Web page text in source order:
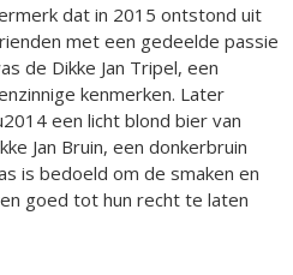
dat in 2015 ontstond uit
met een gedeelde passie
de Dikke Jan Tripel, een
kenmerken. Later
een licht blond bier van
Jan Bruin, een donkerbruin
is bedoeld om de smaken en
goed tot hun recht te laten